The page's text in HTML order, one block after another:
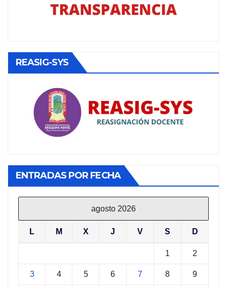
REASIG-SYS
ENTRADAS POR FECHA
agosto 2026
L M X J V S D
1 2
3 4 5 6 7 8 9